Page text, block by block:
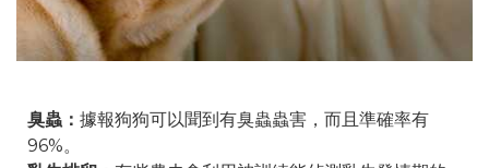
臭蟲： 據報狗狗可以聞到有臭蟲蟲害，而且準確率有
96%。